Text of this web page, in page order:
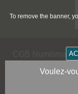
CGB
Copyright
To remove the banner,
Voulez-